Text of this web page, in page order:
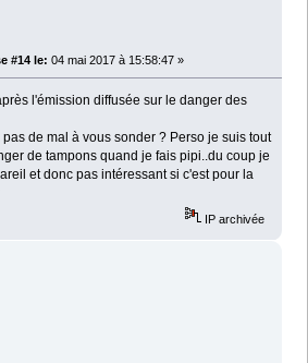
#14 le: 04 mai 2017 à 15:58:47 »
l'émission diffusée sur le danger des
de mal à vous sonder ? Perso je suis tout
de tampons quand je fais pipi..du coup je
et donc pas intéressant si c'est pour la
IP archivée